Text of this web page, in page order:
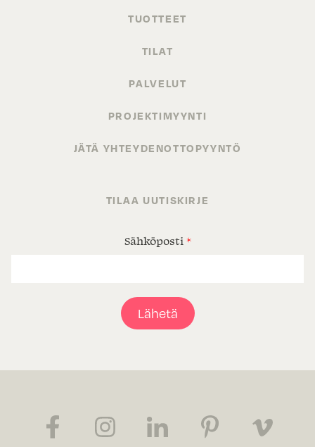
TUOTTEET
TILAT
PALVELUT
PROJEKTIMYYNTI
JÄTÄ YHTEYDENOTTOPYYNTÖ
TILAA UUTISKIRJE
Sähköposti *
Lähetä